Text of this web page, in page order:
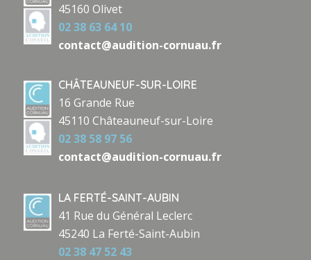
45160 Olivet
02 38 63 64 10
contact@audition-cornuau.fr
CHÂTEAUNEUF-SUR-LOIRE
16 Grande Rue
45110 Châteauneuf-sur-Loire
02 38 58 97 56
contact@audition-cornuau.fr
LA FERTÉ-SAINT-AUBIN
41 Rue du Général Leclerc
45240 La Ferté-Saint-Aubin
02 38 47 52 43